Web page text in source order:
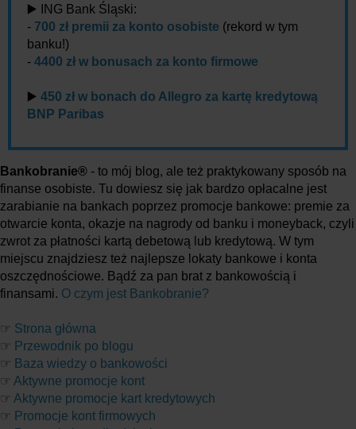
▶️ ING Bank Śląski:
- 700 zł premii za konto osobiste (rekord w tym
banku!)
- 4400 zł w bonusach za konto firmowe
▶️ 450 zł w bonach do Allegro za kartę kredytową
BNP Paribas
Bankobranie® - to mój blog, ale też praktykowany sposób na
finanse osobiste. Tu dowiesz się jak bardzo opłacalne jest
zarabianie na bankach poprzez promocje bankowe: premie za
otwarcie konta, okazje na nagrody od banku i moneyback, czyli
zwrot za płatności kartą debetową lub kredytową. W tym
miejscu znajdziesz też najlepsze lokaty bankowe i konta
oszczędnościowe. Bądź za pan brat z bankowością i
finansami. O czym jest Bankobranie?
☞ Strona główna
☞ Przewodnik po blogu
☞ Baza wiedzy o bankowości
☞ Aktywne promocje kont
☞ Aktywne promocje kart kredytowych
☞ Promocje kont firmowych